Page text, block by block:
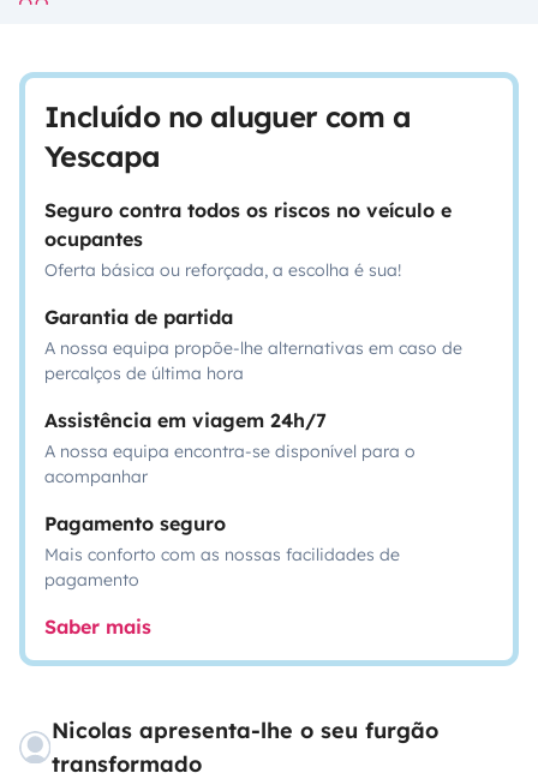
Incluído no aluguer com a
Yescapa
Seguro contra todos os riscos no veículo e
ocupantes
Oferta básica ou reforçada, a escolha é sua!
Garantia de partida
A nossa equipa propõe-lhe alternativas em caso de
percalços de última hora
Assistência em viagem 24h/7
A nossa equipa encontra-se disponível para o
acompanhar
Pagamento seguro
Mais conforto com as nossas facilidades de
pagamento
Saber mais
Nicolas apresenta-lhe o seu furgão
transformado